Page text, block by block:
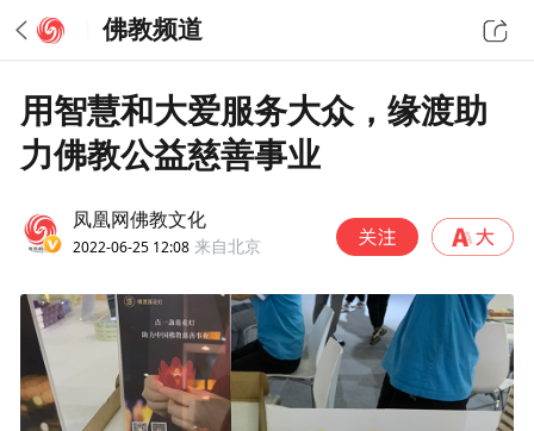
佛教频道
用智慧和大爱服务大众，缘渡助
力佛教公益慈善事业
凤凰网佛教文化
2022-06-25 12:08 来自北京